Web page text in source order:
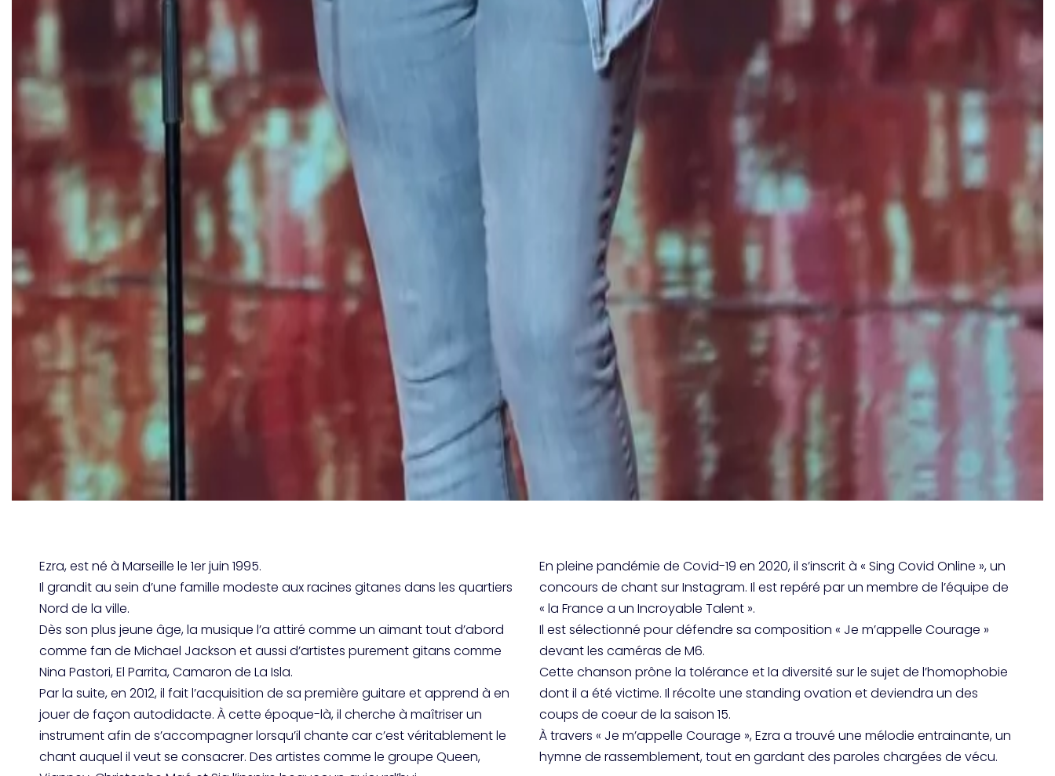
Ezra, est né à Marseille le 1er juin 1995.
Il grandit au sein d’une famille modeste aux racines gitanes dans les quartiers
Nord de la ville.
Dès son plus jeune âge, la musique l’a attiré comme un aimant tout d’abord
comme fan de Michael Jackson et aussi d’artistes purement gitans comme
Nina Pastori, El Parrita, Camaron de La Isla.
Par la suite, en 2012, il fait l’acquisition de sa première guitare et apprend à en
jouer de façon autodidacte. À cette époque-là, il cherche à maîtriser un
instrument afin de s’accompagner lorsqu’il chante car c’est véritablement le
chant auquel il veut se consacrer. Des artistes comme le groupe Queen,
En pleine pandémie de Covid-19 en 2020, il s’inscrit à « Sing Covid Online », un
concours de chant sur Instagram. Il est repéré par un membre de l’équipe de
« la France a un Incroyable Talent ».
Il est sélectionné pour défendre sa composition « Je m’appelle Courage »
devant les caméras de M6.
Cette chanson prône la tolérance et la diversité sur le sujet de l’homophobie
dont il a été victime. Il récolte une standing ovation et deviendra un des
coups de coeur de la saison 15.
À travers « Je m’appelle Courage », Ezra a trouvé une mélodie entrainante, un
hymne de rassemblement, tout en gardant des paroles chargées de vécu.